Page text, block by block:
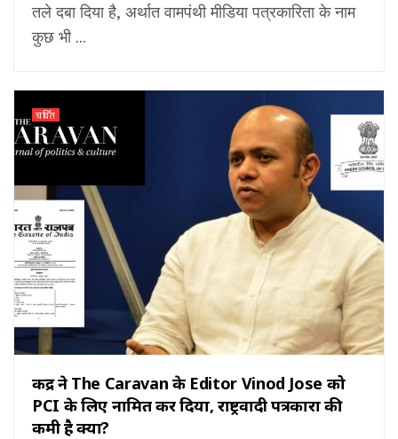
तले दबा दिया है, अर्थात वामपंथी मीडिया पत्रकारिता के नाम
कुछ भी ...
चर्चित
केंद्र ने The Caravan के Editor Vinod Jose को
PCI के लिए नामित कर दिया, राष्ट्रवादी पत्रकारों की
कमी है क्या?